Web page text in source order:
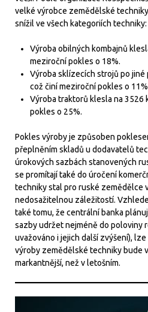
velké výrobce zemědělské
snížil ve všech kategoriích techniky:
Výroba obilných kombajnů
meziroční pokles o 18%.
Výroba sklízecích strojů po jiné
což činí meziroční pokles o
Výroba traktorů klesla na 3526
pokles o 25%.
Pokles výroby je způsoben
přeplněním skladů u dodavatelů
úrokových sazbách stanovených
se promítají také do úročení
techniky stal pro ruské zemědělce
nedosažitelnou záležitostí.
také tomu, že centrální banka
sazby udržet nejméně do poloviny
uvažováno i jejich další zvýšení),
výroby zemědělské techniky bude
markantnější, než v letošním.